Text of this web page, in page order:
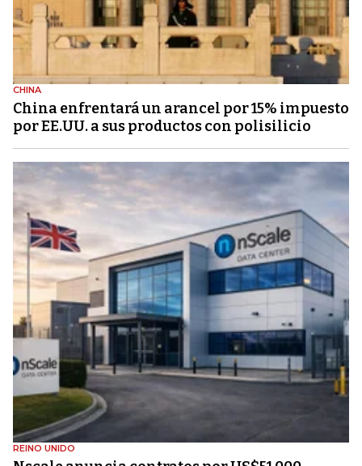
CHINA
China enfrentará un arancel por 15% impuesto
por EE.UU. a sus productos con polisilicio
REINO UNIDO